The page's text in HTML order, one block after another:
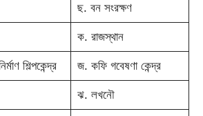
ছ. বন সংরক্ষণ
ক. রাজস্থান
শিল্পকেন্দ্র জ. কফি গবেষণা কেন্দ্র
ঝ. লখনৌ